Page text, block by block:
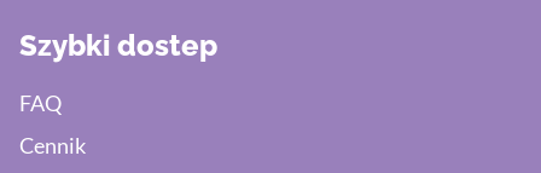
Szybki dostep
FAQ
Cennik